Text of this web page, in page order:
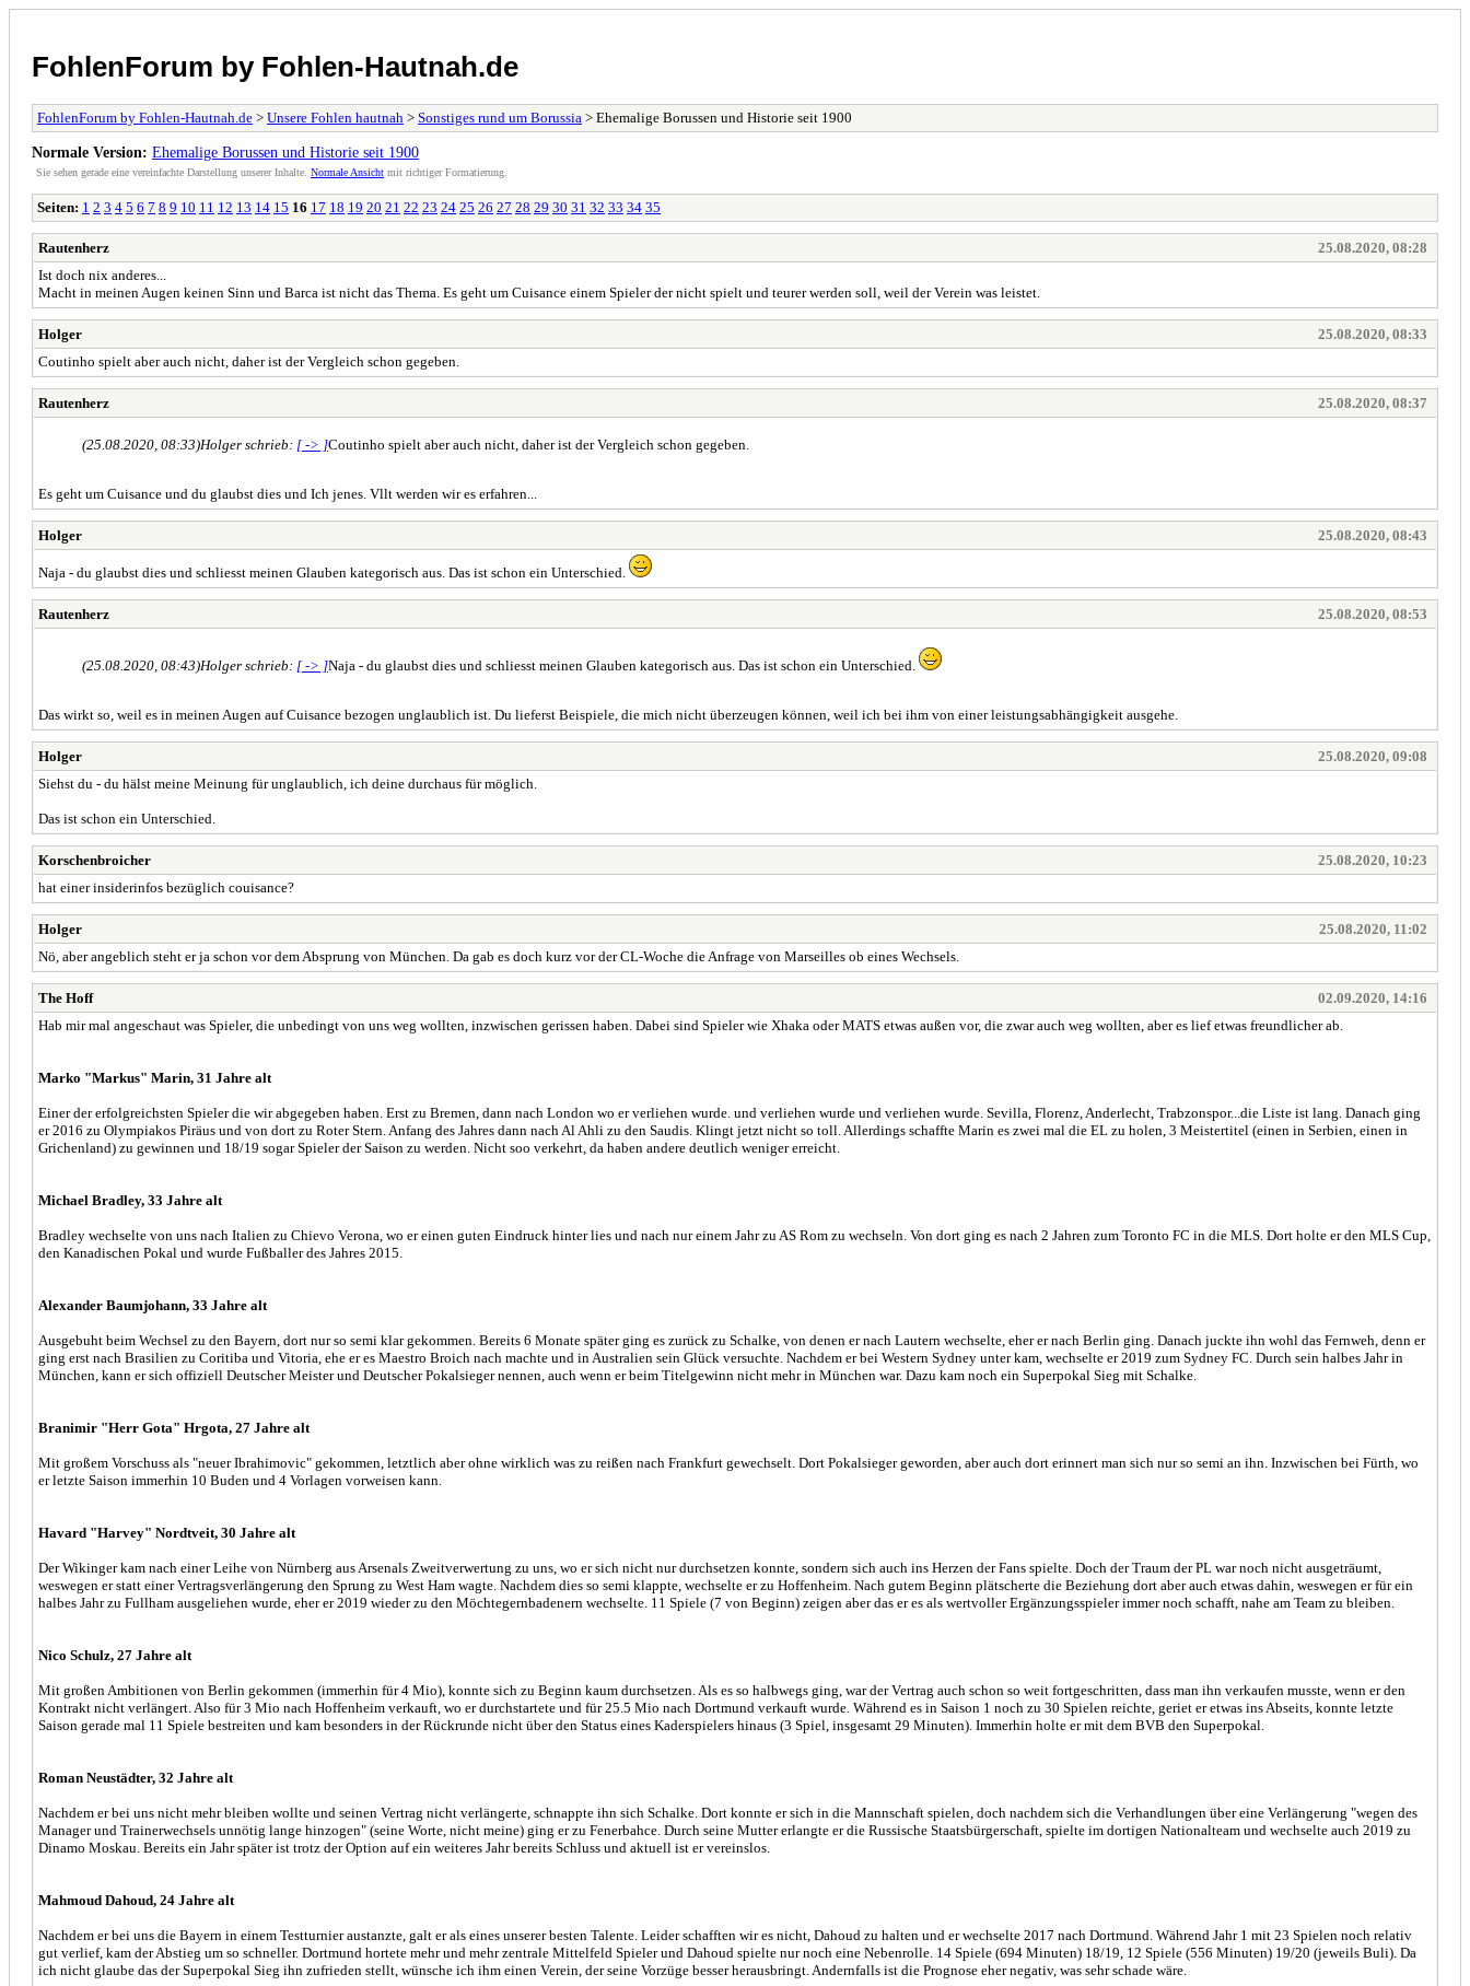
FohlenForum by Fohlen-Hautnah.de
FohlenForum by Fohlen-Hautnah.de > Unsere Fohlen hautnah > Sonstiges rund um Borussia > Ehemalige Borussen und Historie seit 1900
Normale Version: Ehemalige Borussen und Historie seit 1900
Sie sehen gerade eine vereinfachte Darstellung unserer Inhalte. Normale Ansicht mit richtiger Formatierung.
Seiten: 1 2 3 4 5 6 7 8 9 10 11 12 13 14 15 16 17 18 19 20 21 22 23 24 25 26 27 28 29 30 31 32 33 34 35
Rautenherz
25.08.2020, 08:28
Ist doch nix anderes...
Macht in meinen Augen keinen Sinn und Barca ist nicht das Thema. Es geht um Cuisance einem Spieler der nicht spielt und teurer werden soll, weil der Verein was leistet.
Holger
25.08.2020, 08:33
Coutinho spielt aber auch nicht, daher ist der Vergleich schon gegeben.
Rautenherz 25.08.2020, 08:37
(25.08.2020, 08:33)Holger schrieb: [ -> ]Coutinho spielt aber auch nicht, daher ist der Vergleich schon gegeben.
Es geht um Cuisance und du glaubst dies und Ich jenes. Vllt werden wir es erfahren...
Holger 25.08.2020, 08:43
Naja - du glaubst dies und schliesst meinen Glauben kategorisch aus. Das ist schon ein Unterschied.
Rautenherz 25.08.2020, 08:53
(25.08.2020, 08:43)Holger schrieb: [ -> ]Naja - du glaubst dies und schliesst meinen Glauben kategorisch aus. Das ist schon ein Unterschied.
Das wirkt so, weil es in meinen Augen auf Cuisance bezogen unglaublich ist. Du lieferst Beispiele, die mich nicht überzeugen können, weil ich bei ihm von einer leistungsabhängigkeit ausgehe.
Holger
25.08.2020, 09:08
Siehst du - du hälst meine Meinung für unglaublich, ich deine durchaus für möglich.
Das ist schon ein Unterschied.
Korschenbroicher
25.08.2020, 10:23
hat einer insiderinfos bezüglich couisance?
Holger
25.08.2020, 11:02
Nö, aber angeblich steht er ja schon vor dem Absprung von München. Da gab es doch kurz vor der CL-Woche die Anfrage von Marseilles ob eines Wechsels.
The Hoff
02.09.2020, 14:16
Hab mir mal angeschaut was Spieler, die unbedingt von uns weg wollten, inzwischen gerissen haben. Dabei sind Spieler wie Xhaka oder MATS etwas außen vor, die zwar auch weg wollten, aber es lief etwas freundlicher ab.
Marko "Markus" Marin, 31 Jahre alt
Einer der erfolgreichsten Spieler die wir abgegeben haben. Erst zu Bremen, dann nach London wo er verliehen wurde. und verliehen wurde und verliehen wurde. Sevilla, Florenz, Anderlecht, Trabzonspor...die Liste ist lang. Danach ging
er 2016 zu Olympiakos Piräus und von dort zu Roter Stern. Anfang des Jahres dann nach Al Ahli zu den Saudis. Klingt jetzt nicht so toll. Allerdings schaffte Marin es zwei mal die EL zu holen, 3 Meistertitel (einen in Serbien, einen in
Grichenland) zu gewinnen und 18/19 sogar Spieler der Saison zu werden. Nicht soo verkehrt, da haben andere deutlich weniger erreicht.
Michael Bradley, 33 Jahre alt
Bradley wechselte von uns nach Italien zu Chievo Verona, wo er einen guten Eindruck hinter lies und nach nur einem Jahr zu AS Rom zu wechseln. Von dort ging es nach 2 Jahren zum Toronto FC in die MLS. Dort holte er den MLS Cup,
den Kanadischen Pokal und wurde Fußballer des Jahres 2015.
Alexander Baumjohann, 33 Jahre alt
Ausgebuht beim Wechsel zu den Bayern, dort nur so semi klar gekommen. Bereits 6 Monate später ging es zurück zu Schalke, von denen er nach Lautern wechselte, eher er nach Berlin ging. Danach juckte ihn wohl das Fernweh, denn er
ging erst nach Brasilien zu Coritiba und Vitoria, ehe er es Maestro Broich nach machte und in Australien sein Glück versuchte. Nachdem er bei Western Sydney unter kam, wechselte er 2019 zum Sydney FC. Durch sein halbes Jahr in
München, kann er sich offiziell Deutscher Meister und Deutscher Pokalsieger nennen, auch wenn er beim Titelgewinn nicht mehr in München war. Dazu kam noch ein Superpokal Sieg mit Schalke.
Branimir "Herr Gota" Hrgota, 27 Jahre alt
Mit großem Vorschuss als "neuer Ibrahimovic" gekommen, letztlich aber ohne wirklich was zu reißen nach Frankfurt gewechselt. Dort Pokalsieger geworden, aber auch dort erinnert man sich nur so semi an ihn. Inzwischen bei Fürth, wo
er letzte Saison immerhin 10 Buden und 4 Vorlagen vorweisen kann.
Havard "Harvey" Nordtveit, 30 Jahre alt
Der Wikinger kam nach einer Leihe von Nürnberg aus Arsenals Zweitverwertung zu uns, wo er sich nicht nur durchsetzen konnte, sondern sich auch ins Herzen der Fans spielte. Doch der Traum der PL war noch nicht ausgeträumt,
weswegen er statt einer Vertragsverlängerung den Sprung zu West Ham wagte. Nachdem dies so semi klappte, wechselte er zu Hoffenheim. Nach gutem Beginn plätscherte die Beziehung dort aber auch etwas dahin, weswegen er für ein
halbes Jahr zu Fullham ausgeliehen wurde, eher er 2019 wieder zu den Möchtegernbadenern wechselte. 11 Spiele (7 von Beginn) zeigen aber das er es als wertvoller Ergänzungsspieler immer noch schafft, nahe am Team zu bleiben.
Nico Schulz, 27 Jahre alt
Mit großen Ambitionen von Berlin gekommen (immerhin für 4 Mio), konnte sich zu Beginn kaum durchsetzen. Als es so halbwegs ging, war der Vertrag auch schon so weit fortgeschritten, dass man ihn verkaufen musste, wenn er den
Kontrakt nicht verlängert. Also für 3 Mio nach Hoffenheim verkauft, wo er durchstartete und für 25.5 Mio nach Dortmund verkauft wurde. Während es in Saison 1 noch zu 30 Spielen reichte, geriet er etwas ins Abseits, konnte letzte
Saison gerade mal 11 Spiele bestreiten und kam besonders in der Rückrunde nicht über den Status eines Kaderspielers hinaus (3 Spiel, insgesamt 29 Minuten). Immerhin holte er mit dem BVB den Superpokal.
Roman Neustädter, 32 Jahre alt
Nachdem er bei uns nicht mehr bleiben wollte und seinen Vertrag nicht verlängerte, schnappte ihn sich Schalke. Dort konnte er sich in die Mannschaft spielen, doch nachdem sich die Verhandlungen über eine Verlängerung "wegen des
Manager und Trainerwechsels unnötig lange hinzogen" (seine Worte, nicht meine) ging er zu Fenerbahce. Durch seine Mutter erlangte er die Russische Staatsbürgerschaft, spielte im dortigen Nationalteam und wechselte auch 2019 zu
Dinamo Moskau. Bereits ein Jahr später ist trotz der Option auf ein weiteres Jahr bereits Schluss und aktuell ist er vereinslos.
Mahmoud Dahoud, 24 Jahre alt
Nachdem er bei uns die Bayern in einem Testturnier austanzte, galt er als eines unserer besten Talente. Leider schafften wir es nicht, Dahoud zu halten und er wechselte 2017 nach Dortmund. Während Jahr 1 mit 23 Spielen noch relativ
gut verlief, kam der Abstieg um so schneller. Dortmund hortete mehr und mehr zentrale Mittelfeld Spieler und Dahoud spielte nur noch eine Nebenrolle. 14 Spiele (694 Minuten) 18/19, 12 Spiele (556 Minuten) 19/20 (jeweils Buli). Da
ich nicht glaube das der Superpokal Sieg ihn zufrieden stellt, wünsche ich ihm einen Verein, der seine Vorzüge besser herausbringt. Andernfalls ist die Prognose eher negativ, was sehr schade wäre.